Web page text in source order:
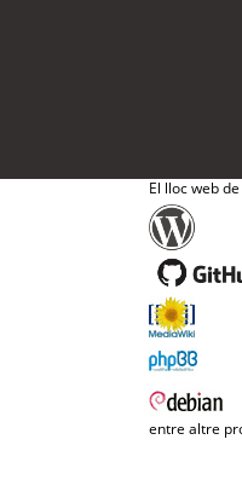
El lloc web
entre altre